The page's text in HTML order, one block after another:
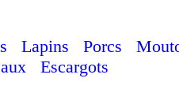
Lapins Porcs
Escargots